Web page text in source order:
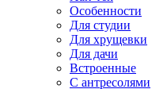
Особенности
Для студии
Для хрущевки
Для дачи
Встроенные
С антресолями